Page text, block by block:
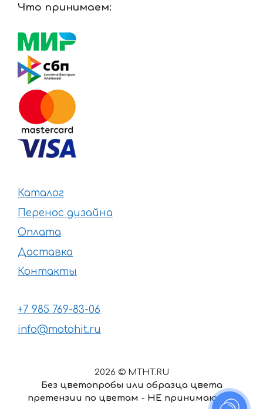
Что принимаем:
Каталог
Перенос дизайна
Оплата
Доставка
Контакты
+7 985 769-83-06
info@motohit.ru
2026 © MTHT.RU
Без цветопробы или образца цвета
претензии по цветам - НЕ принимаются
4289₽